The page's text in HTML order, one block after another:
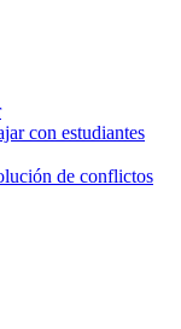
con estudiantes
de conflictos